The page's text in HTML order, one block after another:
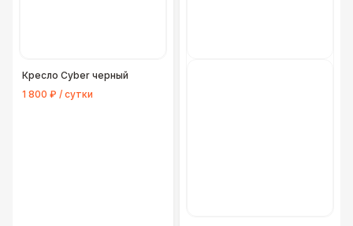
Кресло Cyber черный
1 800 ₽ / сутки